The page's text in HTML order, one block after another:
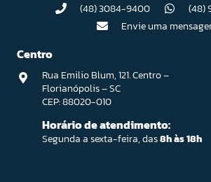
(48) 3084-9400
(48)
Envie uma
Centro
Rua Emilio Blum, 121. Centro –
Florianópolis – SC
CEP: 88020-010
Horário de atendimento:
Segunda a sexta-feira, das8h às 18h